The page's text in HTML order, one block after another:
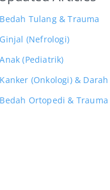
Tulang & Trauma
(Nefrologi)
(Pediatrik)
(Onkologi) & Darah
Ortopedi & Trauma